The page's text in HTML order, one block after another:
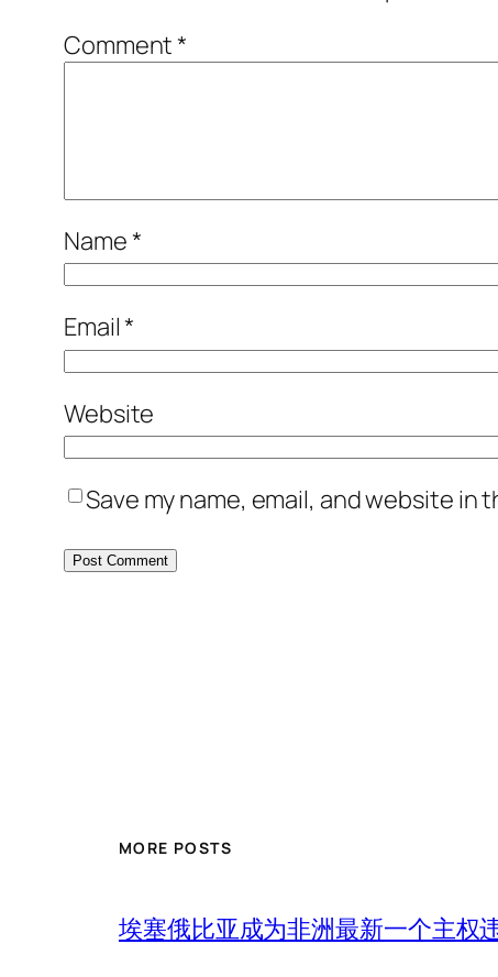
Comment*
Name*
Email*
Website
Save my name, email, and website
MORE POSTS
埃塞俄比亚成为非洲最新一个主权